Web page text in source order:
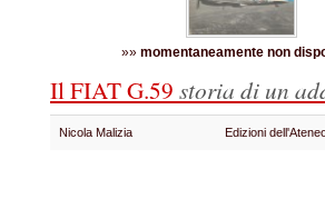
»» momentaneamente non
Il FIAT G.59 storia di un
Nicola Malizia Edizioni